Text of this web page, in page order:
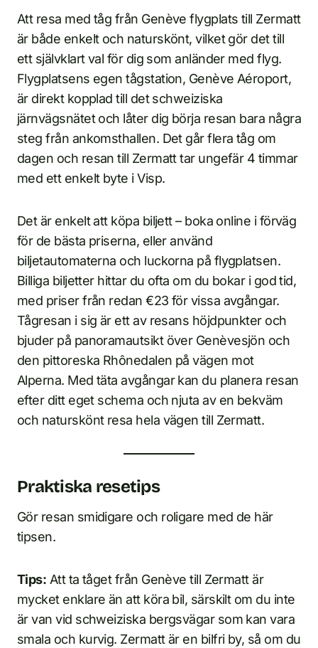
Att resa med tåg från Genève flygplats till Zermatt
är både enkelt och naturskönt, vilket gör det till
ett självklart val för dig som anländer med flyg.
Flygplatsens egen tågstation, Genève Aéroport,
är direkt kopplad till det schweiziska
järnvägsnätet och låter dig börja resan bara några
steg från ankomsthallen. Det går flera tåg om
dagen och resan till Zermatt tar ungefär 4 timmar
med ett enkelt byte i Visp.
Det är enkelt att köpa biljett – boka online i förväg
för de bästa priserna, eller använd
biljetautomaterna och luckorna på flygplatsen.
Billiga biljetter hittar du ofta om du bokar i god tid,
med priser från redan €23 för vissa avgångar.
Tågresan i sig är ett av resans höjdpunkter och
bjuder på panoramautsikt över Genèvesjön och
den pittoreska Rhônedalen på vägen mot
Alperna. Med täta avgångar kan du planera resan
efter ditt eget schema och njuta av en bekväm
och naturskönt resa hela vägen till Zermatt.
Praktiska resetips
Gör resan smidigare och roligare med de här
tipsen.
Tips: Att ta tåget från Genève till Zermatt är
mycket enklare än att köra bil, särskilt om du inte
är van vid schweiziska bergsvägar som kan vara
smala och kurvig. Zermatt är en bilfri by, så om du